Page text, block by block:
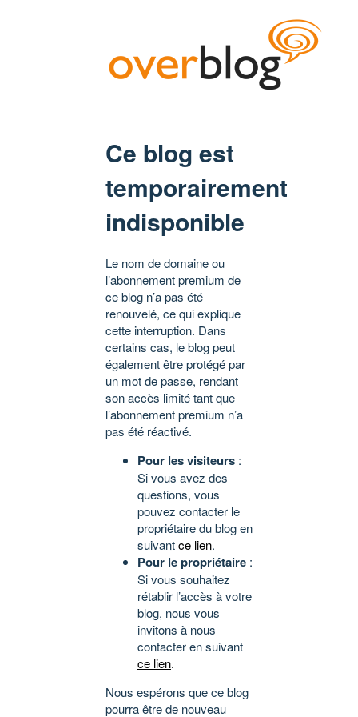
Ce blog est
temporairement
indisponible
Le nom de domaine ou
l’abonnement premium de
ce blog n’a pas été
renouvelé, ce qui explique
cette interruption. Dans
certains cas, le blog peut
également être protégé par
un mot de passe, rendant
son accès limité tant que
l’abonnement premium n’a
pas été réactivé.
Pour les visiteurs :
Si vous avez des
questions, vous
pouvez contacter le
propriétaire du blog en
suivantce lien.
Pour le propriétaire :
Si vous souhaitez
rétablir l’accès à votre
blog, nous vous
invitons à nous
contacter en suivant
ce lien.
Nous espérons que ce blog
pourra être de nouveau